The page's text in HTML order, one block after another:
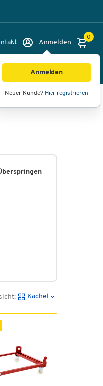
Anmelden
Anmelden
Neuer Kunde? Hier registrieren
0
Kachel